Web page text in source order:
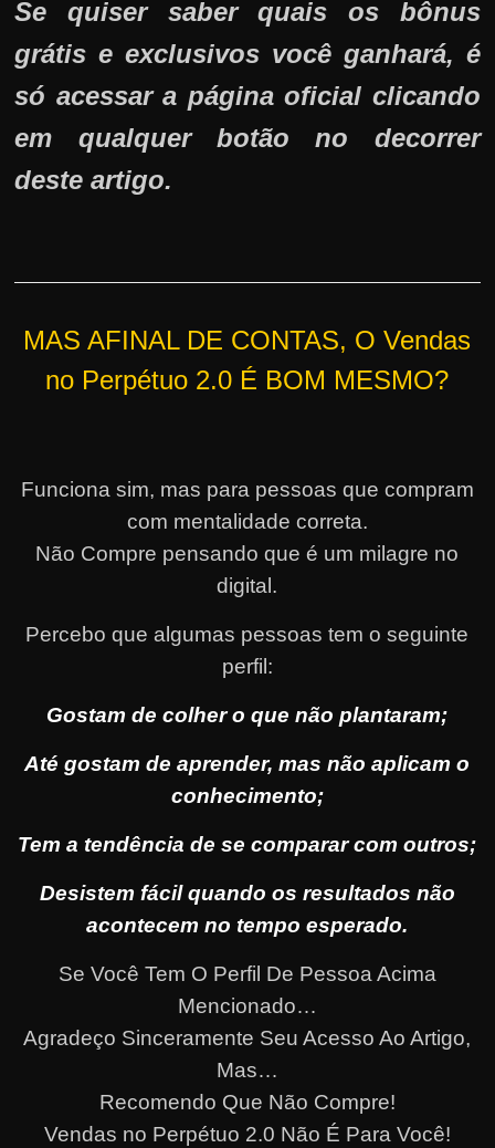
Se quiser saber quais os bônus
grátis e exclusivos você ganhará, é
só acessar a página oficial clicando
em qualquer botão no decorrer
deste artigo.
MAS AFINAL DE CONTAS, O Vendas
no Perpétuo 2.0 É BOM MESMO?
Funciona sim, mas para pessoas que compram
com mentalidade correta.
Não Compre pensando que é um milagre no
digital.
Percebo que algumas pessoas tem o seguinte
perfil:
Gostam de colher o que não plantaram;
Até gostam de aprender, mas não aplicam o
conhecimento;
Tem a tendência de se comparar com outros;
Desistem fácil quando os resultados não
acontecem no tempo esperado.
Se Você Tem O Perfil De Pessoa Acima
Mencionado…
Agradeço Sinceramente Seu Acesso Ao Artigo,
Mas…
Recomendo Que Não Compre!
Vendas no Perpétuo 2.0 Não É Para Você!